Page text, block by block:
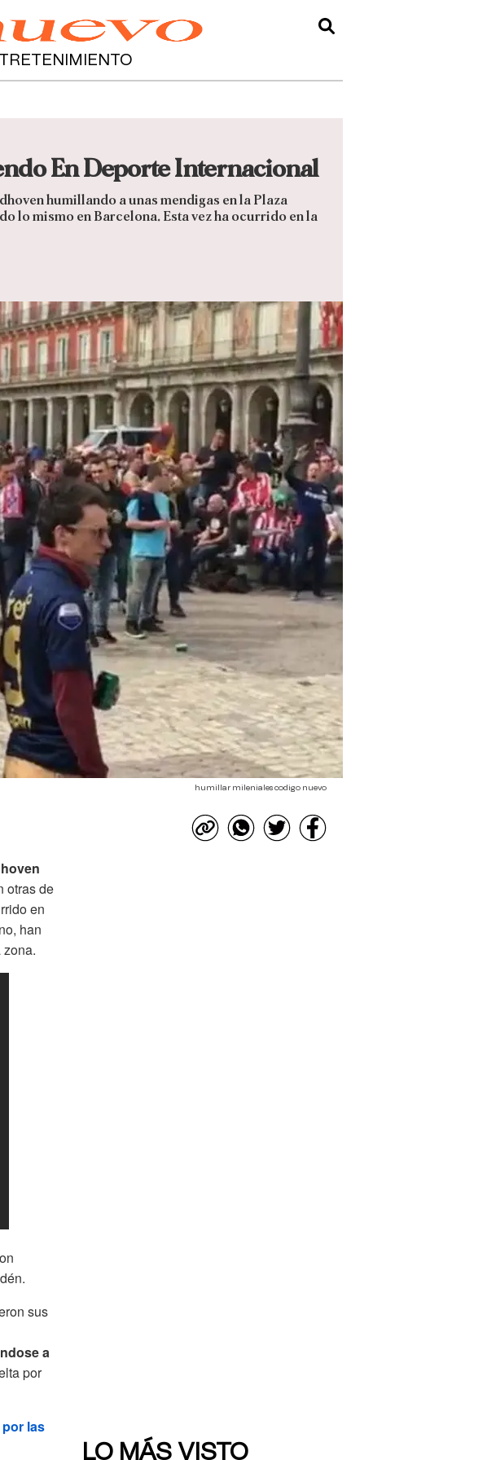
En Deporte Internacional
humillando a unas mendigas en la Plaza
lo mismo en Barcelona. Esta vez ha ocurrido en la
humillar mileniales codigo nuevo
otras de
en
han
sus
a
por
las
LO MÁS VISTO